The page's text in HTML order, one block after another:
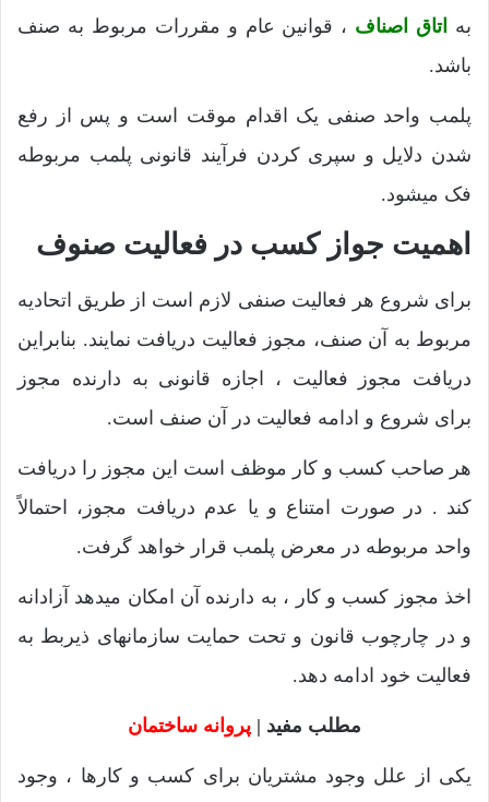
به اتاق اصناف ، قوانین عام و مقررات مربوط به صنف
باشد.
پلمب واحد صنفی یک اقدام موقت است و پس از رفع
شدن دلایل و سپری کردن فرآیند قانونی پلمب مربوطه
فک میشود.
اهمیت جواز کسب در فعالیت صنوف
برای شروع هر فعالیت صنفی لازم است از طریق اتحادیه
مربوط به آن صنف، مجوز فعالیت دریافت نمایند. بنابراین
دریافت مجوز فعالیت ، اجازه قانونی به دارنده مجوز
برای شروع و ادامه فعالیت در آن صنف است.
هر صاحب کسب و کار موظف است این مجوز را دریافت
کند . در صورت امتناع و یا عدم دریافت مجوز، احتمالاً
واحد مربوطه در معرض پلمب قرار خواهد گرفت.
اخذ مجوز کسب و کار ، به دارنده آن امکان میدهد آزادانه
و در چارچوب قانون و تحت حمایت سازمانهای ذیربط به
فعالیت خود ادامه دهد.
مطلب مفید | پروانه ساختمان
یکی از علل وجود مشتریان برای کسب و کارها ، وجود